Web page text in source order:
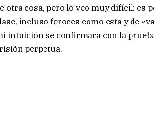
otra cosa, pero lo veo muy difícil: es
incluso feroces como esta y de
intuición se confirmara con la
perpetua.